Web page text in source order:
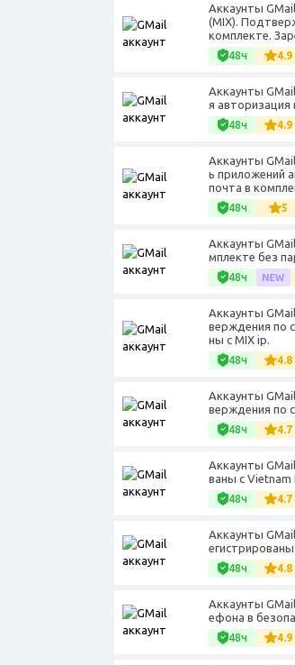
Аккаунты
(MIX).
комплекте.
48ч 4.9
Аккаунты
я авторизация
48ч 4.9
Аккаунты
ь приложений
почта в
48ч 5
Аккаунты
мплекте без
48ч
Аккаунты
верждения по
ны с MIX ip.
48ч 4.8
Аккаунты
верждения по
48ч 4.7
Аккаунты
ваны с Vietnam
48ч 4.7
Аккаунты
48ч 4.8
Аккаунты
ефона в
48ч 4.9